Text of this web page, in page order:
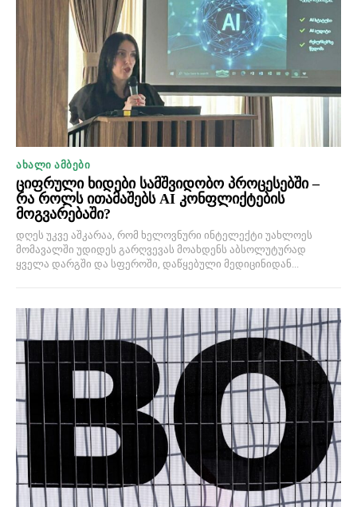
ᲐᲮᲐᲚᲘ ᲐᲛᲑᲔᲑᲘ
ციფრული ხიდები სამშვიდობო პროცესებში –
რა როლს ითამაშებს AI კონფლიქტების
მოგვარებაში?
დღეს უკვე აშკარაა, რომ ხელოვნური ინტელექტი უახლოეს
მომავალში უდიდეს გარღვევას მოახდენს აბსოლუტურად
ყველა დარგში და სფეროში, დაწყებული მედიცინიდან...